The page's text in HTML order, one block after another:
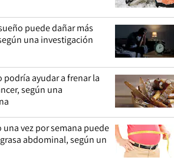
puede dañar más
una investigación
podría ayudar a frenar la
según una
una vez por semana puede
abdominal, según un